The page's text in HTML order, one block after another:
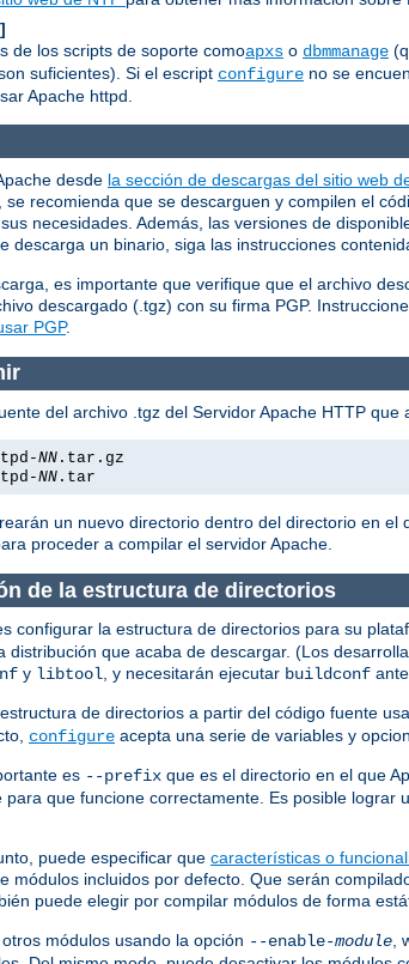
de los scripts de soporte comoapxs o dbmmanage
suficientes). Si el escript configure no se
Apache httpd.
desde la sección de descargas del sitio web
se recomienda que se descarguen y compilen el
necesidades. Además, las versiones de
descarga un binario, siga las instrucciones
es importante que verifique que el archivo
descargado (.tgz) con su firma PGP.
PGP.
del archivo .tgz del Servidor Apache HTTP
NN .tar.gz
NN .tar
un nuevo directorio dentro del directorio en
proceder a compilar el servidor Apache.
de la estructura de directorios
configurar la estructura de directorios para su
distribución que acaba de descargar. (Los
y libtool, y necesitarán ejecutar buildconf
de directorios a partir del código fuente
configure acepta una serie de variables y
es --prefix que es el directorio en el que
para que funcione correctamente. Es posible
puede especificar que características o
módulos incluidos por defecto. Que serán
puede elegir por compilar módulos de forma
módulos usando la opción --enable-module,